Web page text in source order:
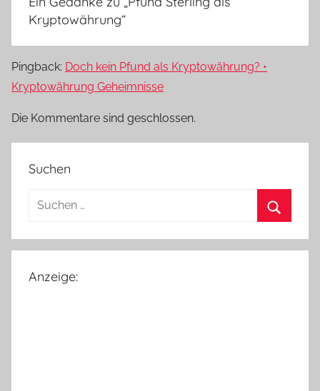
Kryptowährung“
Pingback: Doch kein Pfund als Kryptowährung? •
Kryptowährung Geheimnisse
Die Kommentare sind geschlossen.
Suchen
Suchen
Anzeige: